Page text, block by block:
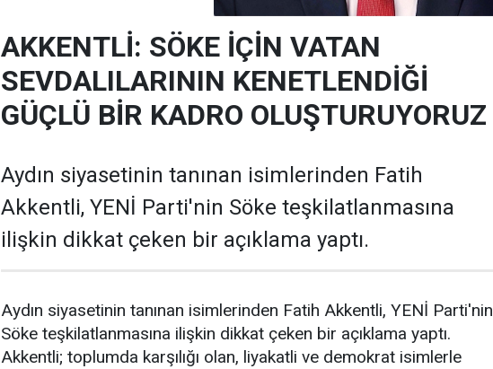
AKKENTLİ: SÖKE İÇİN VATAN
SEVDALILARININ KENETLENDİĞİ
GÜÇLÜ BİR KADRO OLUŞTURUYORUZ
Aydın siyasetinin tanınan isimlerinden Fatih
Akkentli, YENİ Parti'nin Söke teşkilatlanmasına
ilişkin dikkat çeken bir açıklama yaptı.
Aydın siyasetinin tanınan isimlerinden Fatih Akkentli, YENİ Parti'nin
Söke teşkilatlanmasına ilişkin dikkat çeken bir açıklama yaptı.
Akkentli; toplumda karşılığı olan, liyakatli ve demokrat isimlerle